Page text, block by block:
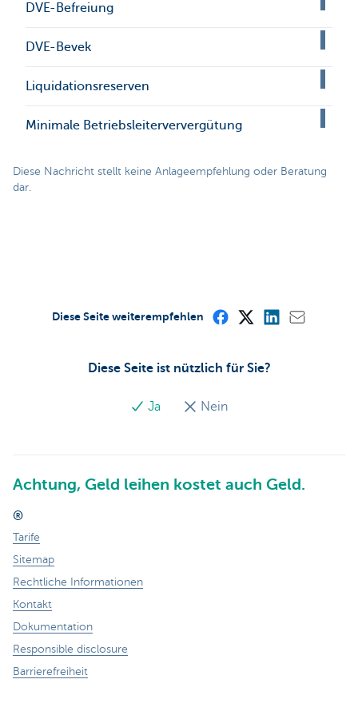
DVE-Befreiung
DVE-Bevek
Liquidationsreserven
Minimale Betriebsleiterververgütung
Diese Nachricht stellt keine Anlageempfehlung oder Beratung
dar.
Diese Seite ist nützlich für Sie?
Ja Nein
Diese Seite weiterempfehlen
Achtung, Geld leihen kostet auch Geld.
®
Tarife
Sitemap
Rechtliche Informationen
Kontakt
Dokumentation
Responsible disclosure
Barrierefreiheit